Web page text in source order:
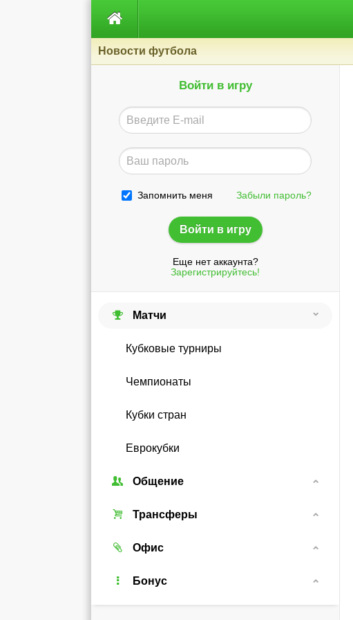

Новости футбола
Войти в игру
Запомнить меня Забыли пароль?
Еще нет аккаунта?
Зарегистрируйтесь!
Матчи
Кубковые турниры
Чемпионаты
Кубки стран
Еврокубки
Общение
Союзы
Форум
Чат
Трансферы
Трансферный рынок
Реальные игроки
Офис
Легенды
Бонус